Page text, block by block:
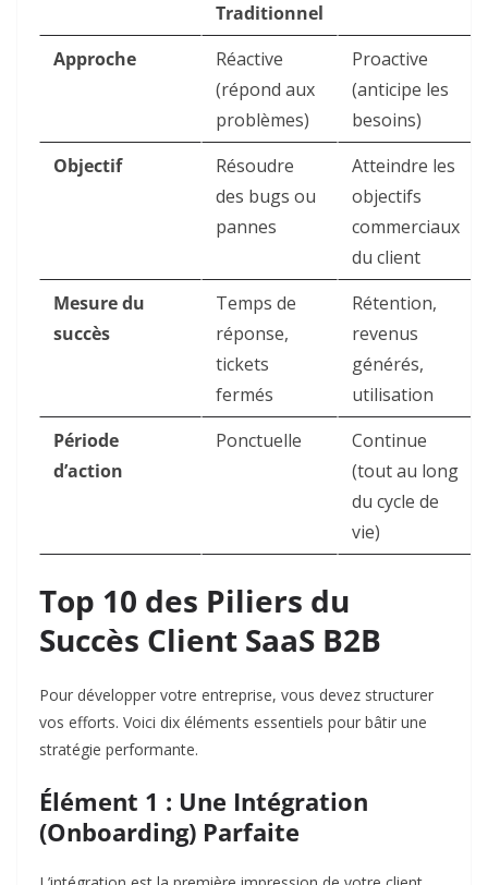
Traditionnel
Approche
Réactive
(répond aux
problèmes)
Proactive
(anticipe les
besoins)
Objectif
Résoudre
des bugs ou
pannes
Atteindre les
objectifs
commerciaux
du client
Mesure du
succès
Temps de
réponse,
tickets
fermés
Rétention,
revenus
générés,
utilisation
Période
d’action
Ponctuelle
Continue
(tout au long
du cycle de
vie)
Top 10 des Piliers du
Succès Client SaaS B2B
Pour développer votre entreprise, vous devez structurer
vos efforts. Voici dix éléments essentiels pour bâtir une
stratégie performante.
Élément 1 : Une Intégration
(Onboarding) Parfaite